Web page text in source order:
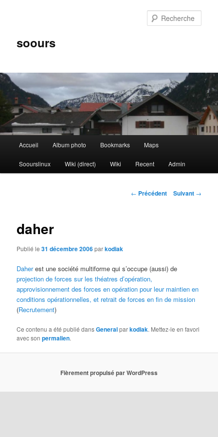
soours
Accueil Album photo Bookmarks Maps
Soourslinux Wiki (direct) Wiki Recent Admin
Navigation
← Précédent Suivant →
daher
Publié le31 décembre 2006parkodiak
Daherest une société multiforme qui s’occupe (aussi) de
projection de forces sur les théatres d’opération,
approvisionnement des forces en opération pour leur maintien en
conditions opérationnelles, et retrait de forces en fin de mission
(Recrutement)
Ce contenu a été publié dansGeneralparkodiak. Mettez-le en favori
avec sonpermalien.
Fièrement propulsé par WordPress